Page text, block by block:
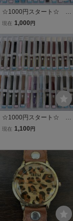
☆1000円スタート☆ レ
ディース用 皮ベルト 3
ト まとめて BAMBI
現在 1,000 円
☆1000円スタート☆ レ
ディース用 皮ベルト 3
現在 1,100 円